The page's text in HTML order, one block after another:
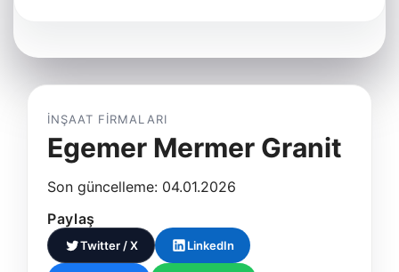
İNŞAAT FIRMALARI
Egemer Mermer Granit
Son güncelleme: 04.01.2026
Paylaş
Twitter / X LinkedIn